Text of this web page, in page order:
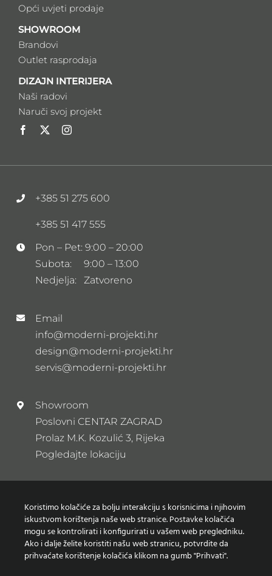
Opći uvjeti prodaje
SHOWROOM
Brandovi
Outlet rasprodaja
DIZAJN INTERIJERA
Naši radovi
Naruči svoj projekt
+385 51 275 600
+385 51 417 555
Pon – Pet: 9:00 – 20:00
Subota: 9:00 – 13:00
Nedjelja: Zatvoreno
Email
info@moderni-projekti.hr
design@moderni-projekti.hr
servis@moderni-projekti.hr
Showroom
Poslovni CENTAR ZAGRAD
Prolaz M.K. Kozulić 3, Rijeka
Pogledajte lokaciju
Prijavi se na naš newsletter
Koristimo kolačiće za bolju interakciju s korisnicima i njihovim
iskustvom korištenja naše web stranice. Postavke kolačića
mogu se kontrolirati i konfigurirati u vašem web pregledniku.
Ako i dalje želite koristiti našu web stranicu, potvrdite da
prihvaćate korištenje kolačića klikom na gumb "Prihvati".